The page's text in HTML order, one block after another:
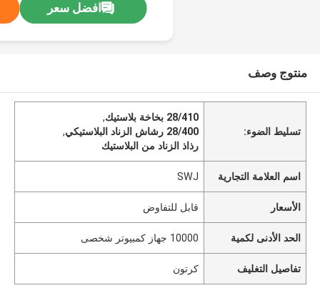
افضل سعر
منتوج وصف
تسليط الضوء:
28/410 بخاخة بلاستيك
,
28/400 رشاش الزناد البلاستيكي
,
رذاذ الزناد من البلاستيك
اسم العلامة التجارية SWJ
الأسعار قابل للتفاوض
الحد الأدنى لكمية 10000 جهاز كمبيوتر شخصى
تفاصيل التغليف كرتون